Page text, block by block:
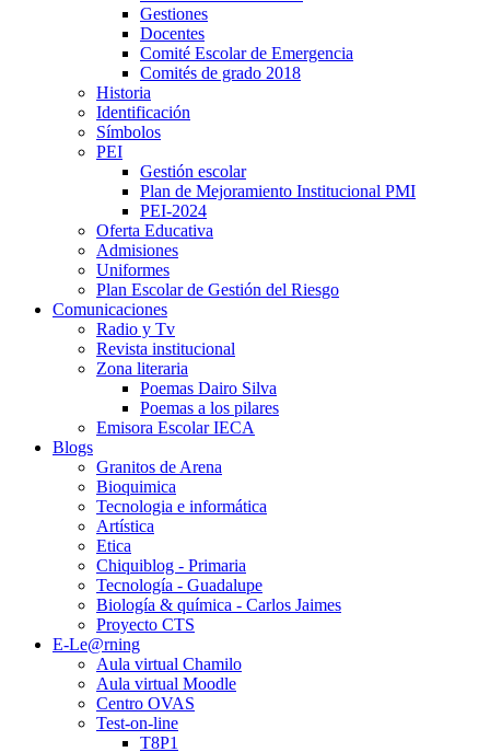
Gestiones
Docentes
Comité Escolar de Emergencia
Comités de grado 2018
Historia
Identificación
Símbolos
PEI
Gestión escolar
Plan de Mejoramiento Institucional PMI
PEI-2024
Oferta Educativa
Admisiones
Uniformes
Plan Escolar de Gestión del Riesgo
Comunicaciones
Radio y Tv
Revista institucional
Zona literaria
Poemas Dairo Silva
Poemas a los pilares
Emisora Escolar IECA
Blogs
Granitos de Arena
Bioquimica
Tecnologia e informática
Artística
Etica
Chiquiblog - Primaria
Tecnología - Guadalupe
Biología & química - Carlos Jaimes
Proyecto CTS
E-Le@rning
Aula virtual Chamilo
Aula virtual Moodle
Centro OVAS
Test-on-line
T8P1